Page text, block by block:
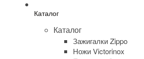
Каталог
Каталог
Зажигалки Zippo
Ножи Victorinox